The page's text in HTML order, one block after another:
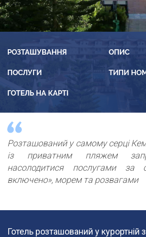
РОЗТАШУВАННЯ ОПИС
ПОСЛУГИ ТИПИ
ГОТЕЛЬ НА КАРТІ
Розташований у самому серці
із приватним пляжем
насолодитися послугами за
включено», морем та розвагами
Готель розташований у курортній